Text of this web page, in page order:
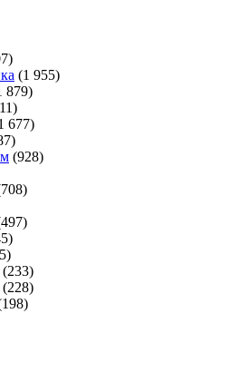
(1 955)
879)
677)
(928)
(233)
(228)